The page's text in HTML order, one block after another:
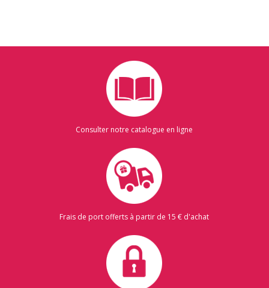
Consulter notre catalogue en ligne
Frais de port offerts à partir de 15 € d'achat